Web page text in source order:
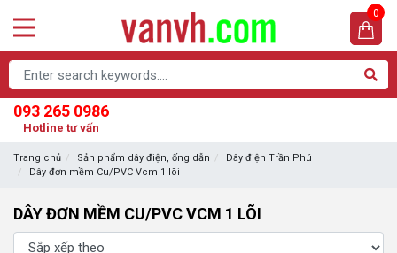
093 265 0986
Hotline tư vấn
0
Trang chủ Sản phẩm dây điện, ống dẫn
Dây điện Trần Phú
Dây đơn mềm Cu/PVC Vcm 1 lõi
DÂY ĐƠN MỀM CU/PVC VCM 1 LÕI